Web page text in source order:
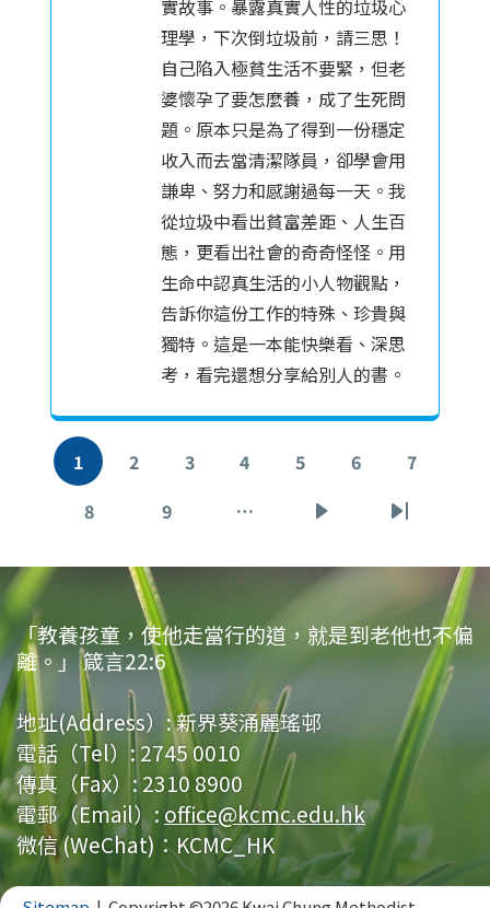
實故事。暴露真實人性的垃圾心
理學，下次倒垃圾前，請三思！
自己陷入極貧生活不要緊，但老
婆懷孕了要怎麼養，成了生死問
題。原本只是為了得到一份穩定
收入而去當清潔隊員，卻學會用
謙卑、努力和感謝過每一天。我
從垃圾中看出貧富差距、人生百
態，更看出社會的奇奇怪怪。用
生命中認真生活的小人物觀點，
告訴你這份工作的特殊、珍貴與
獨特。這是一本能快樂看、深思
考，看完還想分享給別人的書。
Pagination
目
前
面
1
頁
2
頁
3
頁
面
4
頁
面
5
頁
6
頁
7
頁
8
頁
9 …
頁
Last
「教養孩童，使他走當行的道，就是到老他也不偏
離。」 箴言22:6
地址(Address）:新界葵涌麗瑤邨
電話（Tel）:2745 0010
傳真（Fax）:2310 8900
電郵（Email）: office@kcmc.edu.hk
微信 (WeChat)：KCMC_HK